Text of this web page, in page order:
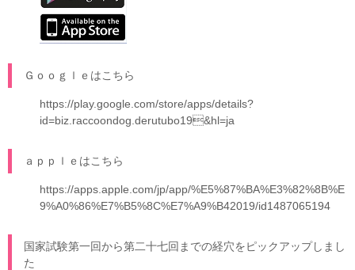
Ｇｏｏｇｌｅはこちら
https://play.google.com/store/apps/details?
id=biz.raccoondog.derutubo19&hl=ja
ａｐｐｌｅはこちら
https://apps.apple.com/jp/app/%E5%87%BA%E3%82%8B%E
9%A0%86%E7%B5%8C%E7%A9%B42019/id1487065194
国家試験第一回から第二十七回までの経穴をピックアップしまし
た